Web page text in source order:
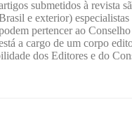
submetidos à revista
e exterior)
pertencer ao
a cargo de um corpo
dos Editores e do